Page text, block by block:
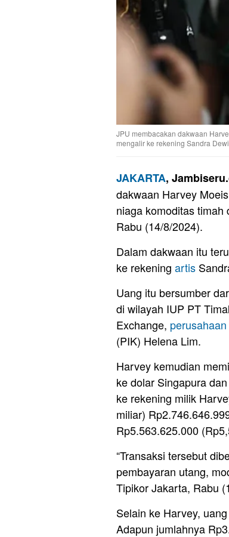
JPU membacakan dakwaan
mengalir ke rekening Sandra
JAKARTA,
dakwaan Harvey
niaga komoditas
Rabu (14/8/2024).
Dalam dakwaan itu
ke rekening artis
Uang itu bersumber
di wilayah IUP PT
Exchange, perusahaan
(PIK) Helena Lim.
Harvey kemudian
ke dolar Singapura dan
ke rekening milik
miliar)
Rp5.563.625.000
“Transaksi tersebut
pembayaran utang,
Tipikor Jakarta, Rabu
Selain ke Harvey,
Adapun jumlahnya